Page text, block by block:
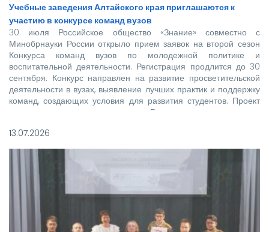
Учебные заведения Алтайского края приглашаются к
участию в конкурсе команд вузов
30 июля Российское общество «Знание» совместно с
Минобрнауки России открыло прием заявок на второй сезон
Конкурса команд вузов по молодежной политике и
воспитательной деятельности. Регистрация продлится до 30
сентября. Конкурс направлен на развитие просветительской
деятельности в вузах, выявление лучших практик и поддержку
команд, создающих условия для развития студентов. Проект
реализуется при поддержке Росмолодежи в рамках
13.07.2026